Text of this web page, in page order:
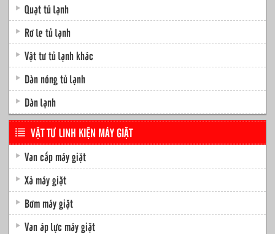
Quạt tủ lạnh
Rơ le tủ lạnh
Vật tư tủ lạnh khác
Dàn nóng tủ lạnh
Dàn lạnh
VẬT TƯ LINH KIỆN MÁY GIẶT
Van cấp máy giặt
Xả máy giặt
Bơm máy giặt
Van áp lực máy giặt